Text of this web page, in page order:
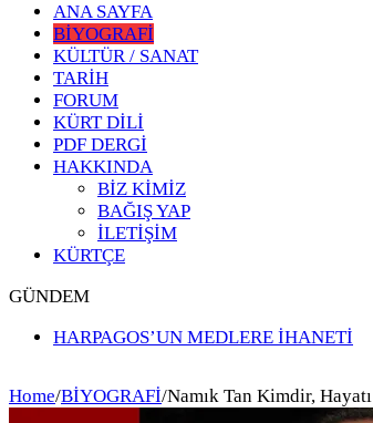
ANA SAYFA
BİYOGRAFİ
KÜLTÜR / SANAT
TARİH
FORUM
KÜRT DİLİ
PDF DERGİ
HAKKINDA
BİZ KİMİZ
BAĞIŞ YAP
İLETİŞİM
KÜRTÇE
GÜNDEM
HARPAGOS’UN MEDLERE İHANETİ
Home/BİYOGRAFİ/Namık Tan Kimdir, Hayatı